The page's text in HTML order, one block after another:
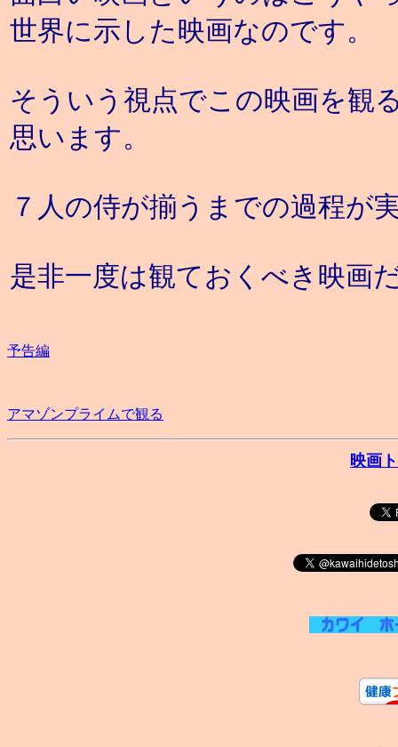
世界に示した映画なのです。
そういう視点でこの映画を観
思います。
７人の侍が揃うまでの過程が
是非一度は観ておくべき映画
予告編
アマゾンプライムで観る
映画